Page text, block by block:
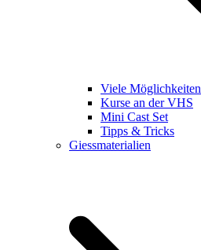
Viele Möglichkeiten
Kurse an der VHS
Mini Cast Set
Tipps & Tricks
Giessmaterialien